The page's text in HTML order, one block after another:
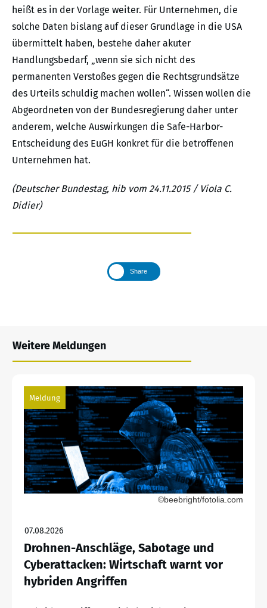
heißt es in der Vorlage weiter. Für Unternehmen, die
solche Daten bislang auf dieser Grundlage in die USA
übermittelt haben, bestehe daher akuter
Handlungsbedarf, „wenn sie sich nicht des
permanenten Verstoßes gegen die Rechtsgrundsätze
des Urteils schuldig machen wollen“. Wissen wollen die
Abgeordneten von der Bundesregierung daher unter
anderem, welche Auswirkungen die Safe-Harbor-
Entscheidung des EuGH konkret für die betroffenen
Unternehmen hat.
(Deutscher Bundestag, hib vom 24.11.2015 / Viola C.
Didier)
Share
Weitere Meldungen
Meldung
©beebright/fotolia.com
07.08.2026
Drohnen-Anschläge, Sabotage und
Cyberattacken: Wirtschaft warnt vor
hybriden Angriffen